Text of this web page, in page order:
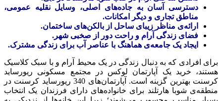
دسترسی آسان به جاده‌های اصلی، وسایل نقلیه عمومی،
مناطق تجاری و دیگر امکانات.
ارائه‌ی مناظر زیبای ساحل از بالکن‌های ساختمان.
فضای زندگی آرام و راحت دور از صخبی شهر.
ایجاد یک جامعه‌ی هماهنگ با عناصر آب برای زندگی مشترک.
برای افرادی که به دنبال زندگی در یک محیط آرام و با سبک کلاسیک
هستند، خرید یک آپارتمان لوکس در مجتمع مسکونی ریورساید
کرسنت بهترین گزینه است. آپارتمان‌های 340 ریورساید کرسنت در
منطقه‌ی شوبا هارتلند برای خانواده‌های دارای فرزندان یک انتخاب